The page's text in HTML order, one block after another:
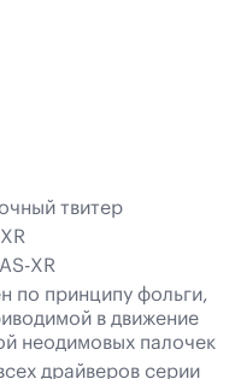
твитер
XR
по принципу фольги,
в движение
неодимовых палочек
драйверов серии